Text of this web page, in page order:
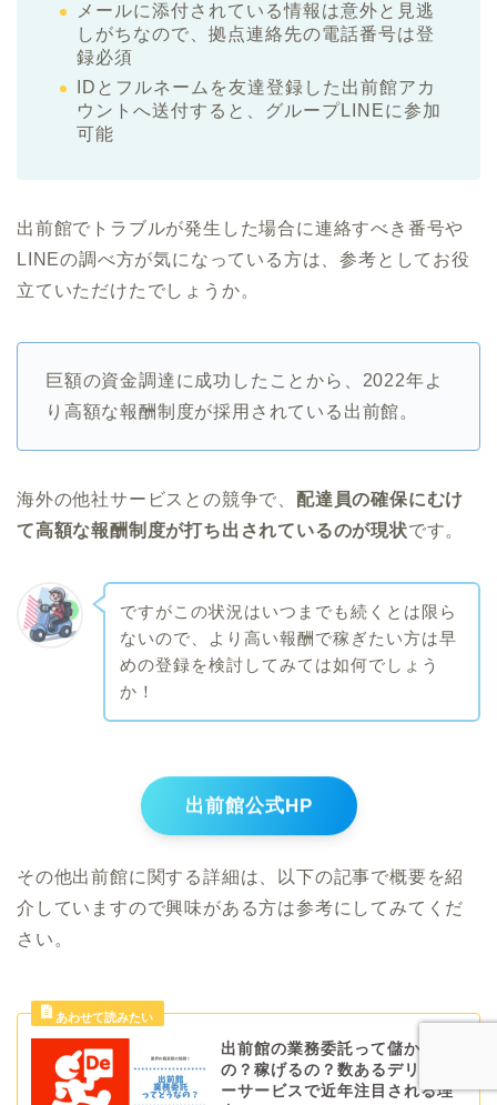
メールに添付されている情報は意外と見逃
しがちなので、拠点連絡先の電話番号は登
録必須
IDとフルネームを友達登録した出前館アカ
ウントへ送付すると、グループLINEに参加
可能
出前館でトラブルが発生した場合に連絡すべき番号や
LINEの調べ方が気になっている方は、参考としてお役
立ていただけたでしょうか。
巨額の資金調達に成功したことから、2022年よ
り高額な報酬制度が採用されている出前館。
海外の他社サービスとの競争で、 配達員の確保にむけ
て高額な報酬制度が打ち出されているのが現状です。
ですがこの状況はいつまでも続くとは限ら
ないので、より高い報酬で稼ぎたい方は早
めの登録を検討してみては如何でしょう
か！
出前館公式HP
その他出前館に関する詳細は、以下の記事で概要を紹
介していますので興味がある方は参考にしてみてくだ
さい。
出前館の業務委託って儲かる
の？稼げるの？数あるデリバリ
ーサービスで近年注目される理